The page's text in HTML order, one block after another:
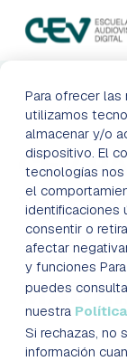
Para ofrecer las
utilizamos
almacenar y/o
dispositivo. El
tecnologías
el
identificaciones
consentir o
afectar
y funciones
puedes
nuestra
Si rechazas, no
información
FORMACIONES
ADMISIONES
ACTUALIDAD
ESCUELA
CONTACTO
RESERVAR
CEV
VII
Formación a